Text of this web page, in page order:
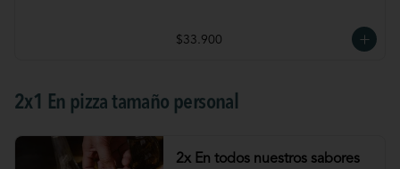
$33.900
2x1 En pizza tamaño personal
2x En todos nuestros sabores